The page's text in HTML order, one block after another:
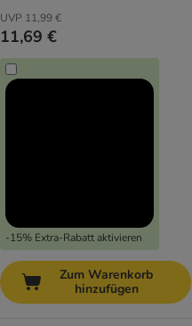
UVP 11,99 €
11,69 €
-15% Extra-Rabatt aktivieren
Zum Warenkorb
hinzufügen